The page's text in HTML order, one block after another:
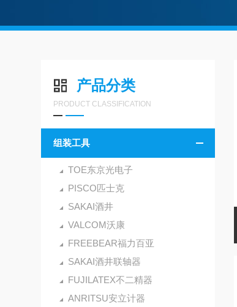
产品分类
PRODUCT CLASSIFICATION
组装工具
TOE东京光电子
PISCO匹士克
SAKAI酒井
VALCOM沃康
FREEBEAR福力百亚
SAKAI酒井联轴器
FUJILATEX不二精器
ANRITSU安立计器